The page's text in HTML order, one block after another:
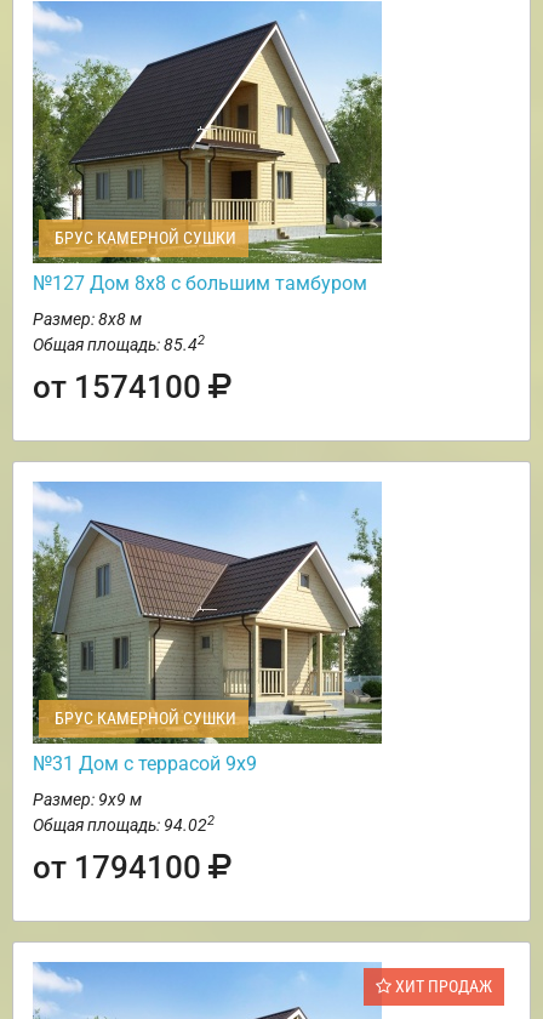
БРУС КАМЕРНОЙ СУШКИ
№127 Дом 8х8 с большим тамбуром
Размер: 8х8 м
Общая площадь: 85.42
от 1574100
БРУС КАМЕРНОЙ СУШКИ
№31 Дом с террасой 9х9
Размер: 9х9 м
Общая площадь: 94.022
от 1794100
ХИТ ПРОДАЖ